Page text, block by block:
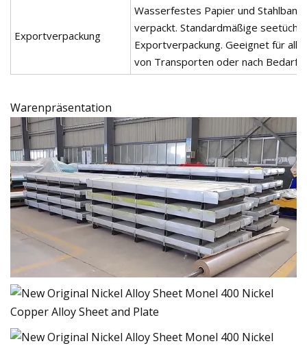
Exportverpackung
Wasserfestes Papier und Stahlband
verpackt. Standardmäßige
Exportverpackung. Geeignet für alle
von Transporten oder nach Bedarf
Warenpräsentation